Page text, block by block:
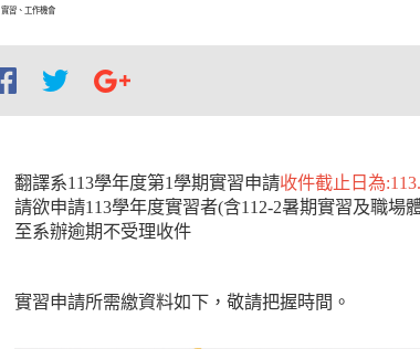
實習、工作機會
翻譯系113學年度第1學期實習申請收件截止日為
請欲申請113學年度實習者(含112-2暑期實習及職場
至系辦逾期不受理收件
實習申請所需繳資料如下，敬請把握時間。